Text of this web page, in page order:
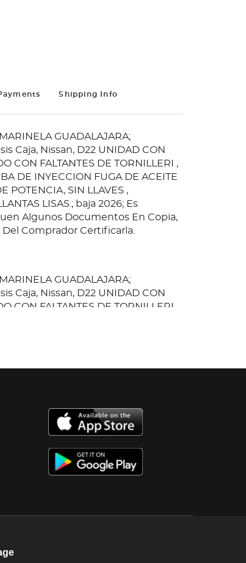
Shipping Info
GUADALAJARA;
Caja, Nissan, D22 UNIDAD CON
CON FALTANTES DE TORNILLERI ,
DE INYECCION FUGA DE ACEITE
POTENCIA, SIN LLAVES ,
LISAS.; baja 2026; Es
Algunos Documentos En Copia,
Comprador Certificarla.
GUADALAJARA;
Caja, Nissan, D22 UNIDAD CON
CON FALTANTES DE TORNILLERI ,